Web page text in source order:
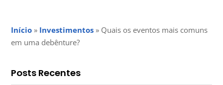
Início » Investimentos » Quais os eventos mais comuns
em uma debênture?
Posts Recentes